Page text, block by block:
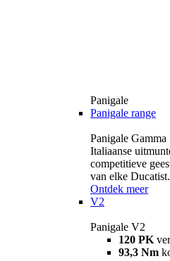
Panigale
Panigale range
Panigale Gamma
Italiaanse
competitieve
van elke Ducatist.
Ontdek meer
V2
Panigale V2
120 PK
93,3 Nm